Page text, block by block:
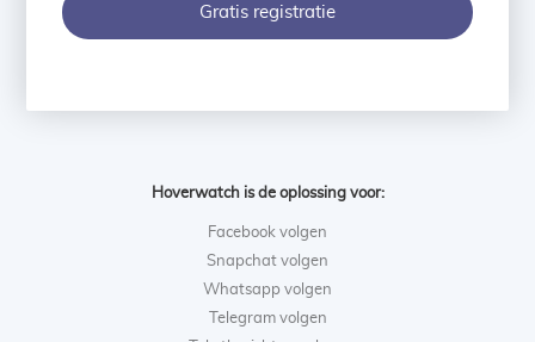
Gratis registratie
Hoverwatch is de oplossing voor:
Facebook volgen
Snapchat volgen
Whatsapp volgen
Telegram volgen